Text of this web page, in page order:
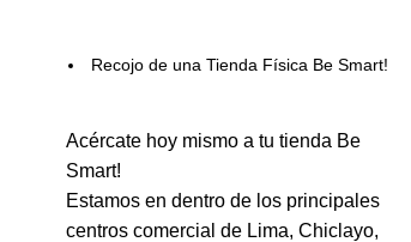
Recojo de una Tienda Física Be Smart!
Acércate hoy mismo a tu tienda Be
Smart!
Estamos en dentro de los principales
centros comercial de Lima, Chiclayo,